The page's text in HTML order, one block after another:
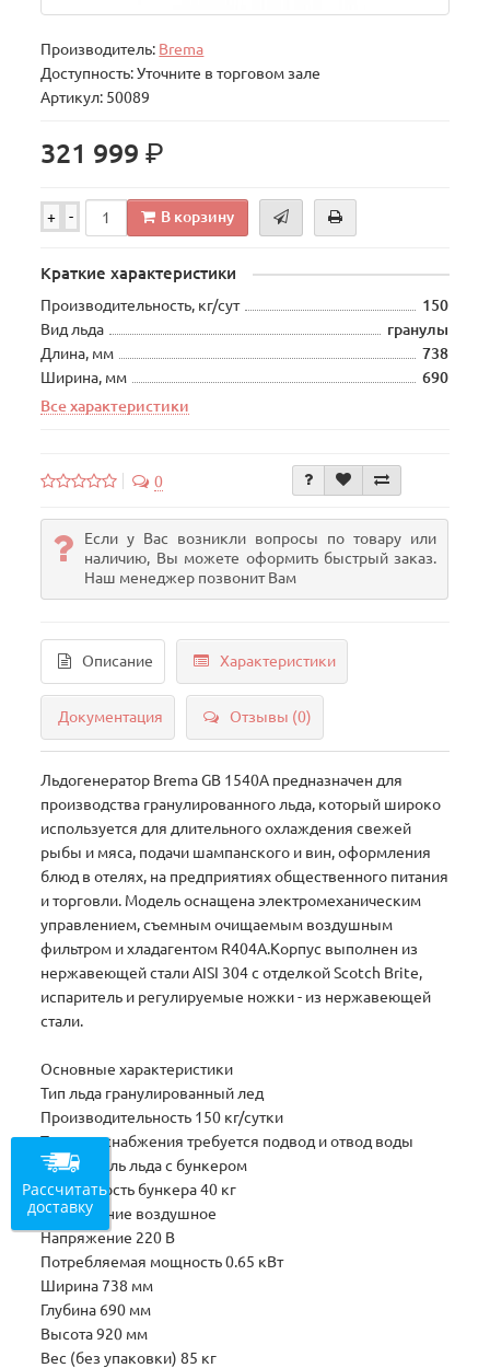
Производитель: Brema
Доступность: Уточните в торговом зале
Артикул: 50089
321 999р.
+ - В корзину
Краткие характеристики
Производительность, кг/сут
150
Вид льда
гранулы
Длина, мм
738
Ширина, мм
690
Все характеристики
0
Если у Вас возникли вопросы по товару или
наличию, Вы можете оформить быстрый заказ.
Наш менеджер позвонит Вам
Описание Характеристики
Документация Отзывы (0)
Льдогенератор Brema GВ 1540A предназначен для
производства гранулированного льда, который широко
используется для длительного охлаждения свежей
рыбы и мяса, подачи шампанского и вин, оформления
блюд в отелях, на предприятиях общественного питания
и торговли. Модель оснащена электромеханическим
управлением, съемным очищаемым воздушным
фильтром и хладагентом R404A.Корпус выполнен из
нержавеющей стали AISI 304 с отделкой Scotch Brite,
испаритель и регулируемые ножки - из нержавеющей
стали.
Основные характеристики
Тип льда гранулированный лед
Производительность 150 кг/сутки
Тип водоснабжения требуется подвод и отвод воды
Накопитель льда с бункером
Вместимость бункера 40 кг
Охлаждение воздушное
Напряжение 220 В
Потребляемая мощность 0.65 кВт
Ширина 738 мм
Глубина 690 мм
Высота 920 мм
Вес (без упаковки) 85 кг
Рассчитать
доставку